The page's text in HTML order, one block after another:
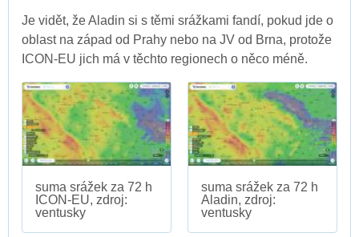
Je vidět, že Aladin si s těmi srážkami fandí, pokud jde o
oblast na západ od Prahy nebo na JV od Brna, protože
ICON-EU jich má v těchto regionech o něco méně.
suma srážek za 72 h
ICON-EU, zdroj:
ventusky
suma srážek za 72 h
Aladin, zdroj:
ventusky